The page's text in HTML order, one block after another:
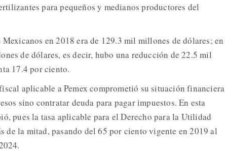
para pequeños y medianos productores del
en 2018 era de 129.3 mil millones de dólares; en
de dólares, es decir, hubo una reducción de 22.5 mil
17.4 por ciento.
aplicable a Pemex comprometió su situación financiera
sino contratar deuda para pagar impuestos. En esta
pues la tasa aplicable para el Derecho para la Utilidad
de la mitad, pasando del 65 por ciento vigente en 2019 al